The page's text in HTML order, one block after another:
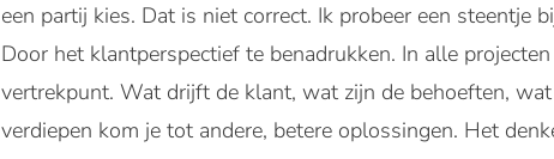
een partij kies. Dat is niet correct. Ik probeer een steentje
Door het klantperspectief te benadrukken. In alle
vertrekpunt. Wat drijft de klant, wat zijn de behoeften,
verdiepen kom je tot andere, betere oplossingen. Het